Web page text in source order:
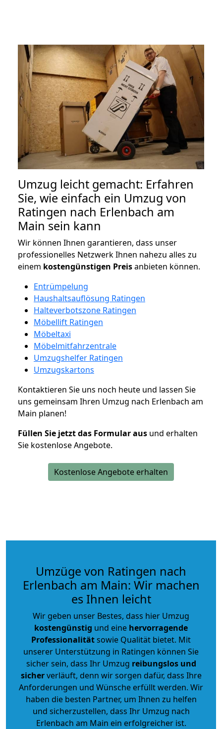
Umzug leicht gemacht: Erfahren
Sie, wie einfach ein Umzug von
Ratingen nach Erlenbach am
Main sein kann
Wir können Ihnen garantieren, dass unser
professionelles Netzwerk Ihnen nahezu alles zu
einem kostengünstigen Preisanbieten können.
Entrümpelung
Haushaltsauflösung Ratingen
Halteverbotszone Ratingen
Möbellift Ratingen
Möbeltaxi
Möbelmitfahrzentrale
Umzugshelfer Ratingen
Umzugskartons
Kontaktieren Sie uns noch heute und lassen Sie
uns gemeinsam Ihren Umzug nach Erlenbach am
Main planen!
Füllen Sie jetzt das Formular aus und erhalten
Sie kostenlose Angebote.
Kostenlose Angebote erhalten
Umzüge von Ratingen nach
Erlenbach am Main: Wir machen
es Ihnen leicht
Wir geben unser Bestes, dass hier Umzug
kostengünstig und eine hervorragende
Professionalitätsowie Qualität bietet. Mit
unserer Unterstützung in Ratingen können Sie
sicher sein, dass Ihr Umzug reibungslos und
sicherverläuft, denn wir sorgen dafür, dass Ihre
Anforderungen und Wünsche erfüllt werden. Wir
haben die besten Partner, um Ihnen zu helfen
und sicherzustellen, dass Ihr Umzug nach
Erlenbach am Main ein erfolgreicher ist.